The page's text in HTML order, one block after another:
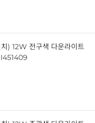
) 12W 전구색 다운라이트